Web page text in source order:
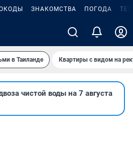
ЗНАКОМСТВА ПОГОДА
в Таиланде Квартиры с видом на
чистой воды на 7 августа